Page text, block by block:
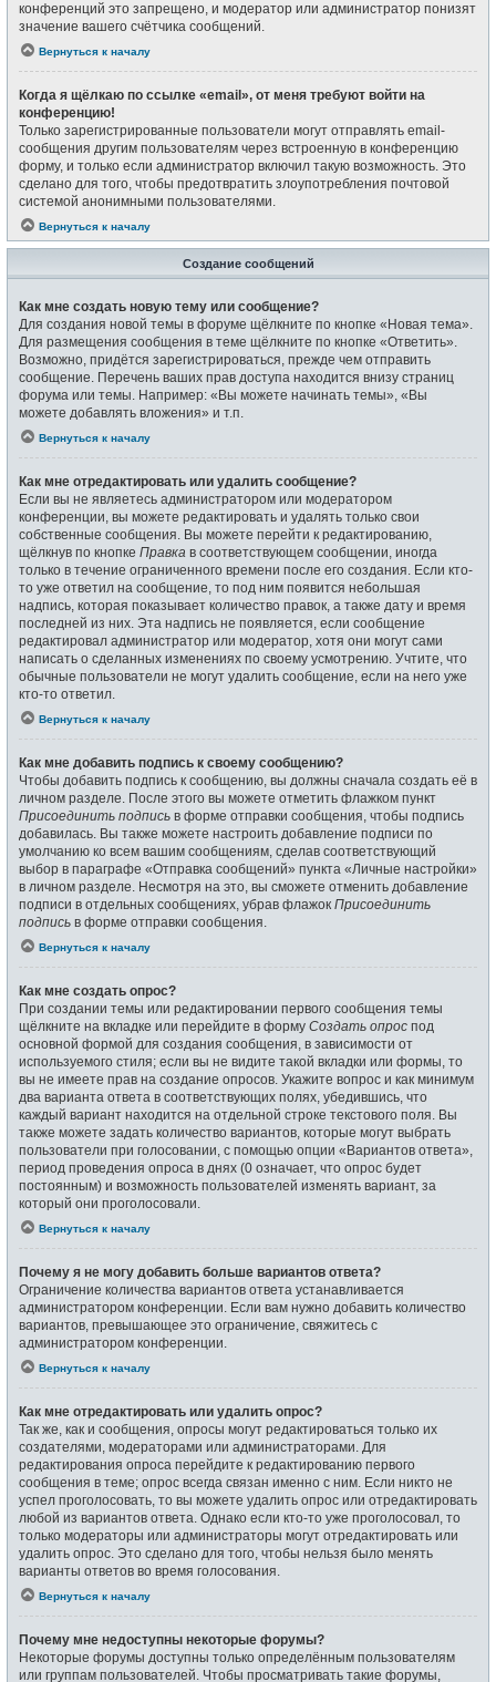
конференций это запрещено, и модератор или администратор понизят
значение вашего счётчика сообщений.
Вернуться к началу
Когда я щёлкаю по ссылке «email», от меня требуют войти на
конференцию!
Только зарегистрированные пользователи могут отправлять email-
сообщения другим пользователям через встроенную в конференцию
форму, и только если администратор включил такую возможность. Это
сделано для того, чтобы предотвратить злоупотребления почтовой
системой анонимными пользователями.
Вернуться к началу
Создание сообщений
Как мне создать новую тему или сообщение?
Для создания новой темы в форуме щёлкните по кнопке «Новая тема».
Для размещения сообщения в теме щёлкните по кнопке «Ответить».
Возможно, придётся зарегистрироваться, прежде чем отправить
сообщение. Перечень ваших прав доступа находится внизу страниц
форума или темы. Например: «Вы можете начинать темы», «Вы
можете добавлять вложения» и т.п.
Вернуться к началу
Как мне отредактировать или удалить сообщение?
Если вы не являетесь администратором или модератором
конференции, вы можете редактировать и удалять только свои
собственные сообщения. Вы можете перейти к редактированию,
щёлкнув по кнопке Правка в соответствующем сообщении, иногда
только в течение ограниченного времени после его создания. Если кто-
то уже ответил на сообщение, то под ним появится небольшая
надпись, которая показывает количество правок, а также дату и время
последней из них. Эта надпись не появляется, если сообщение
редактировал администратор или модератор, хотя они могут сами
написать о сделанных изменениях по своему усмотрению. Учтите, что
обычные пользователи не могут удалить сообщение, если на него уже
кто-то ответил.
Вернуться к началу
Как мне добавить подпись к своему сообщению?
Чтобы добавить подпись к сообщению, вы должны сначала создать её в
личном разделе. После этого вы можете отметить флажком пункт
Присоединить подпись в форме отправки сообщения, чтобы подпись
добавилась. Вы также можете настроить добавление подписи по
умолчанию ко всем вашим сообщениям, сделав соответствующий
выбор в параграфе «Отправка сообщений» пункта «Личные настройки»
в личном разделе. Несмотря на это, вы сможете отменить добавление
подписи в отдельных сообщениях, убрав флажок Присоединить
подпись в форме отправки сообщения.
Вернуться к началу
Как мне создать опрос?
При создании темы или редактировании первого сообщения темы
щёлкните на вкладке или перейдите в форму Создать опрос под
основной формой для создания сообщения, в зависимости от
используемого стиля; если вы не видите такой вкладки или формы, то
вы не имеете прав на создание опросов. Укажите вопрос и как минимум
два варианта ответа в соответствующих полях, убедившись, что
каждый вариант находится на отдельной строке текстового поля. Вы
также можете задать количество вариантов, которые могут выбрать
пользователи при голосовании, с помощью опции «Вариантов ответа»,
период проведения опроса в днях (0 означает, что опрос будет
постоянным) и возможность пользователей изменять вариант, за
который они проголосовали.
Вернуться к началу
Почему я не могу добавить больше вариантов ответа?
Ограничение количества вариантов ответа устанавливается
администратором конференции. Если вам нужно добавить количество
вариантов, превышающее это ограничение, свяжитесь с
администратором конференции.
Вернуться к началу
Как мне отредактировать или удалить опрос?
Так же, как и сообщения, опросы могут редактироваться только их
создателями, модераторами или администраторами. Для
редактирования опроса перейдите к редактированию первого
сообщения в теме; опрос всегда связан именно с ним. Если никто не
успел проголосовать, то вы можете удалить опрос или отредактировать
любой из вариантов ответа. Однако если кто-то уже проголосовал, то
только модераторы или администраторы могут отредактировать или
удалить опрос. Это сделано для того, чтобы нельзя было менять
варианты ответов во время голосования.
Вернуться к началу
Почему мне недоступны некоторые форумы?
Некоторые форумы доступны только определённым пользователям
или группам пользователей. Чтобы просматривать такие форумы,